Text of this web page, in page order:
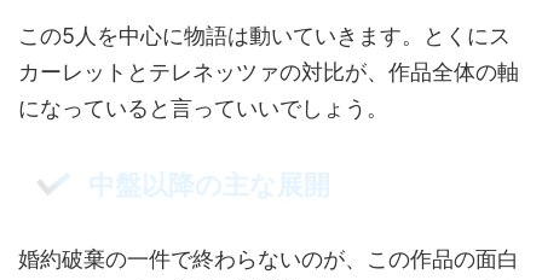
この5人を中心に物語は動いていきます。とくにス
カーレットとテレネッツァの対比が、作品全体の軸
になっていると言っていいでしょう。
中盤以降の主な展開
婚約破棄の一件で終わらないのが、この作品の面白